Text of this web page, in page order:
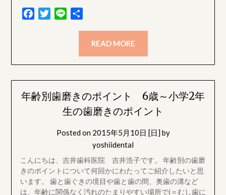
FacebookTwitter
Line
READ MORE
年齢別歯磨きのポイント 6歳～小学2年
生の歯磨きのポイント
Posted on 2015年5月10日 [日]by
yoshiidental
こんにちは、吉井歯科医院 吉井浩子です。 年齢別の歯磨
きのポイントについて何回かにわたってご紹介したいと思
います。 歯と歯ぐきの境目や歯と歯の間、奥歯の溝など
は、年齢に関係なく汚れのたまりやすい場所で(＝むし歯に